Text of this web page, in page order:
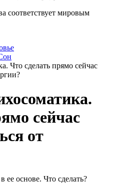
соответствует мировым
Что сделать прямо сейчас
сейчас
от